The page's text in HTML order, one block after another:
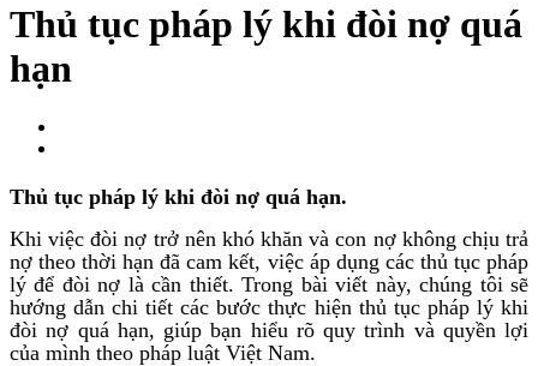
Thủ tục pháp lý khi đòi nợ quá
hạn
Thủ tục pháp lý khi đòi nợ quá hạn.
Khi việc đòi nợ trở nên khó khăn và con nợ không chịu trả
nợ theo thời hạn đã cam kết, việc áp dụng các thủ tục pháp
lý để đòi nợ là cần thiết. Trong bài viết này, chúng tôi sẽ
hướng dẫn chi tiết các bước thực hiện thủ tục pháp lý khi
đòi nợ quá hạn, giúp bạn hiểu rõ quy trình và quyền lợi
của mình theo pháp luật Việt Nam.